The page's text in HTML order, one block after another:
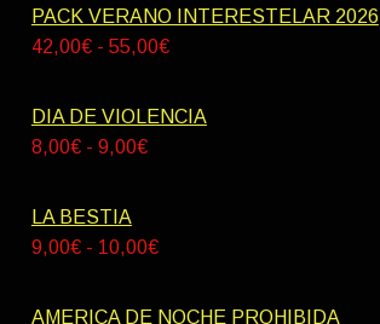
PACK VERANO INTERESTELAR 2026
42,00€ - 55,00€Rango
precios:
DIA DE VIOLENCIA
8,00€ - 9,00€Rango
desde
LA BESTIA
9,00€ - 10,00€Rango
precios:
AMERICA DE NOCHE PROHIBIDA